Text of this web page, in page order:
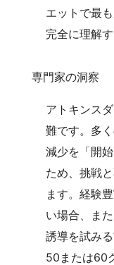
エットで最
完全に理解
専門家の洞察
アトキンス
難です。多
減少を「開
ため、挑戦
ます。経験
い場合、ま
誘導を試み
50または60